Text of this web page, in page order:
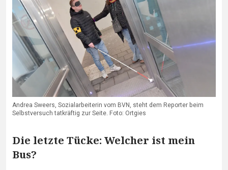
Andrea Sweers, Sozialarbeiterin vom BVN, steht dem Reporter beim
Selbstversuch tatkräftig zur Seite. Foto: Ortgies
Die letzte Tücke: Welcher ist mein
Bus?